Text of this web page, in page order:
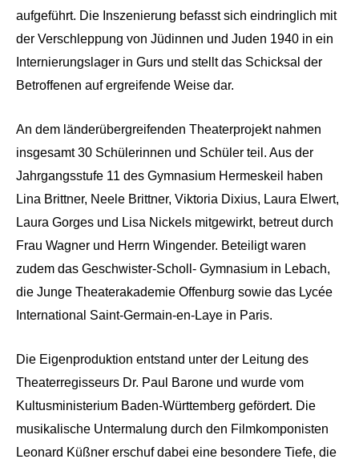
aufgeführt. Die Inszenierung befasst sich eindringlich mit
der Verschleppung von Jüdinnen und Juden 1940 in ein
Internierungslager in Gurs und stellt das Schicksal der
Betroffenen auf ergreifende Weise dar.
An dem länderübergreifenden Theaterprojekt nahmen
insgesamt 30 Schülerinnen und Schüler teil. Aus der
Jahrgangsstufe 11 des Gymnasium Hermeskeil haben
Lina Brittner, Neele Brittner, Viktoria Dixius, Laura Elwert,
Laura Gorges und Lisa Nickels mitgewirkt, betreut durch
Frau Wagner und Herrn Wingender. Beteiligt waren
zudem das Geschwister-Scholl- Gymnasium in Lebach,
die Junge Theaterakademie Offenburg sowie das Lycée
International Saint-Germain-en-Laye in Paris.
Die Eigenproduktion entstand unter der Leitung des
Theaterregisseurs Dr. Paul Barone und wurde vom
Kultusministerium Baden-Württemberg gefördert. Die
musikalische Untermalung durch den Filmkomponisten
Leonard Küßner erschuf dabei eine besondere Tiefe, die